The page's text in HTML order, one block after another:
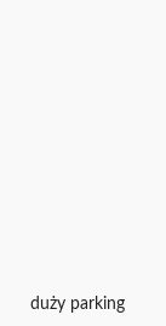
duży parking